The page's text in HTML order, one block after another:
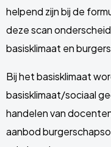
helpend zijn bij de
deze scan
basisklimaat en
Bij het basisklimaat
basisklimaat/sociaal
handelen van
aanbod